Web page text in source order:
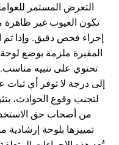
التعرض المستمر
تكون العيوب غير ظاهرة
إجراء فحص دقيق. وإذا تم
المقبرة ملزمة بوضع
تحتوي على تنبيه
إلى درجة لا توفر أي ثبات
لتجنب وقوع الحوادث،
من أصحاب حق
تمييزها بلوحة إرشادية